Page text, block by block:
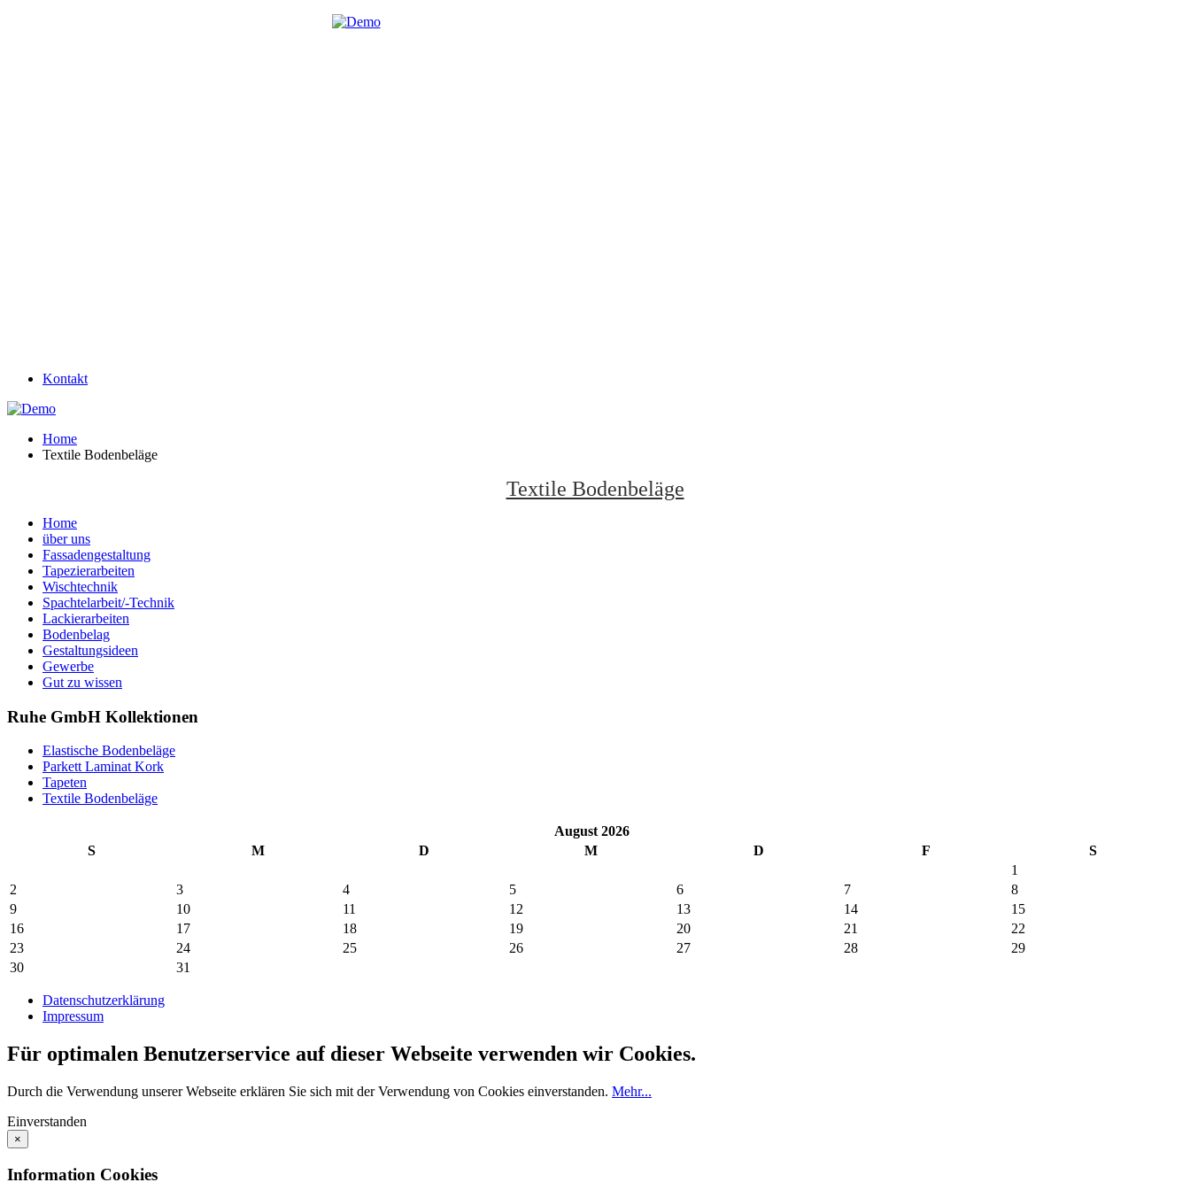
Kontakt
Home
Textile Bodenbeläge
Textile Bodenbeläge
Home
über uns
Fassadengestaltung
Tapezierarbeiten
Wischtechnik
Spachtelarbeit/-Technik
Lackierarbeiten
Bodenbelag
Gestaltungsideen
Gewerbe
Gut zu wissen
Ruhe GmbH Kollektionen
Elastische Bodenbeläge
Parkett Laminat Kork
Tapeten
Textile Bodenbeläge
August 2026
S
M D M D F
S
1
2
3 4 5 6 7
8
9
10 11 12 13 14
15
16
17 18 19 20 21
22
23
24 25 26 27 28
29
30
31
Datenschutzerklärung
Impressum
Für optimalen Benutzerservice auf dieser Webseite verwenden wir Cookies.
Durch die Verwendung unserer Webseite erklären Sie sich mit der Verwendung von Cookies einverstanden. Mehr...
Einverstanden
×
Information Cookies